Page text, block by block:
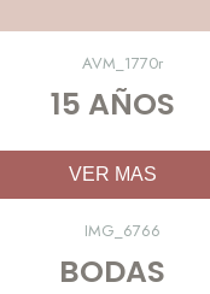
15 AÑOS
VER MAS
BODAS